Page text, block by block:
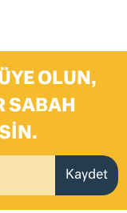
OLUN,
SABAH
Kaydet